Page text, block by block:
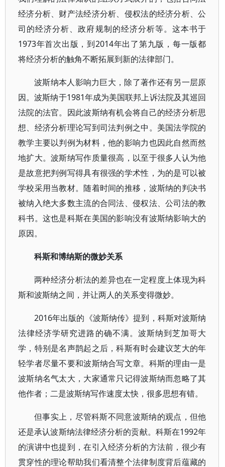
经济分析、财产法经济分析、侵权法的经济分析、公
司的经济分析、政府规制的经济分析等。这本书于
1973年首次出版，到2014年出了第九版，每一版都
将经济分析的触角不断拓展到新的法律部门。
波斯纳本人影响力巨大，除了著作还有另一层原
因。波斯纳于1981年成为美国联邦上诉法院及其巡回
法院的法官。因此波斯纳有机会将自己的经济分析思
想、经济分析理论写到司法判例之中。美国法学院的
教学主要以判例为材料，他的影响力也因此自然而然
地扩大。波斯纳写作质量很高，以至于很多人认为他
是故意把判例写得具有很强的学术性，为的是可以被
学校采用当教材。随着时间的推移，波斯纳的判决书
被纳入绝大多数主流的合同法、侵权法、公司法的教
科书。这也是科斯在美国的影响没有波斯纳影响大的
原因。
科斯和博纳斯的微妙关系
两种经济分析法的差异也在一定程度上体现为科
斯和波斯纳之间，并让两人的关系变得微妙。
2016年出版的《波斯纳传》提到，科斯对波斯纳
法律经济学研究进路的确不满。波斯纳到芝加哥大
学，特别是名声鹊起之后，科斯有时会建议芝大的年
轻学者尽量不要和波斯纳合写文章。科斯的理由一是
波斯纳名气太大，大家通常只记得波斯纳而忽略了其
他作者；二是波斯纳写作速度太快，很多思想有错。
但事实上，尽管科斯不同意波斯纳的观点，但他
还是承认波斯纳法律经济分析的贡献。科斯在1992年
的演讲中也提到，在引入经济分析的方法前，很少有
贯穿性的理论帮助我们看清整个法律制度背后蕴藏的